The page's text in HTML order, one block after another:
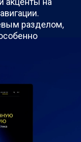
разделом,